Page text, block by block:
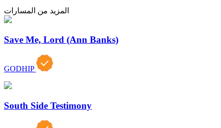
المزيد من المسارات
Save Me, Lord (Ann Banks)
GODHIP
South Side Testimony